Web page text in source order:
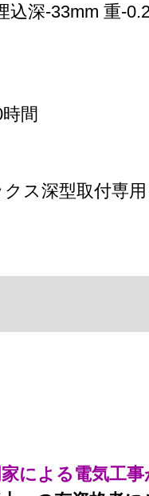
込深-33mm 重-
間
ス深型取付専用
家による電気工